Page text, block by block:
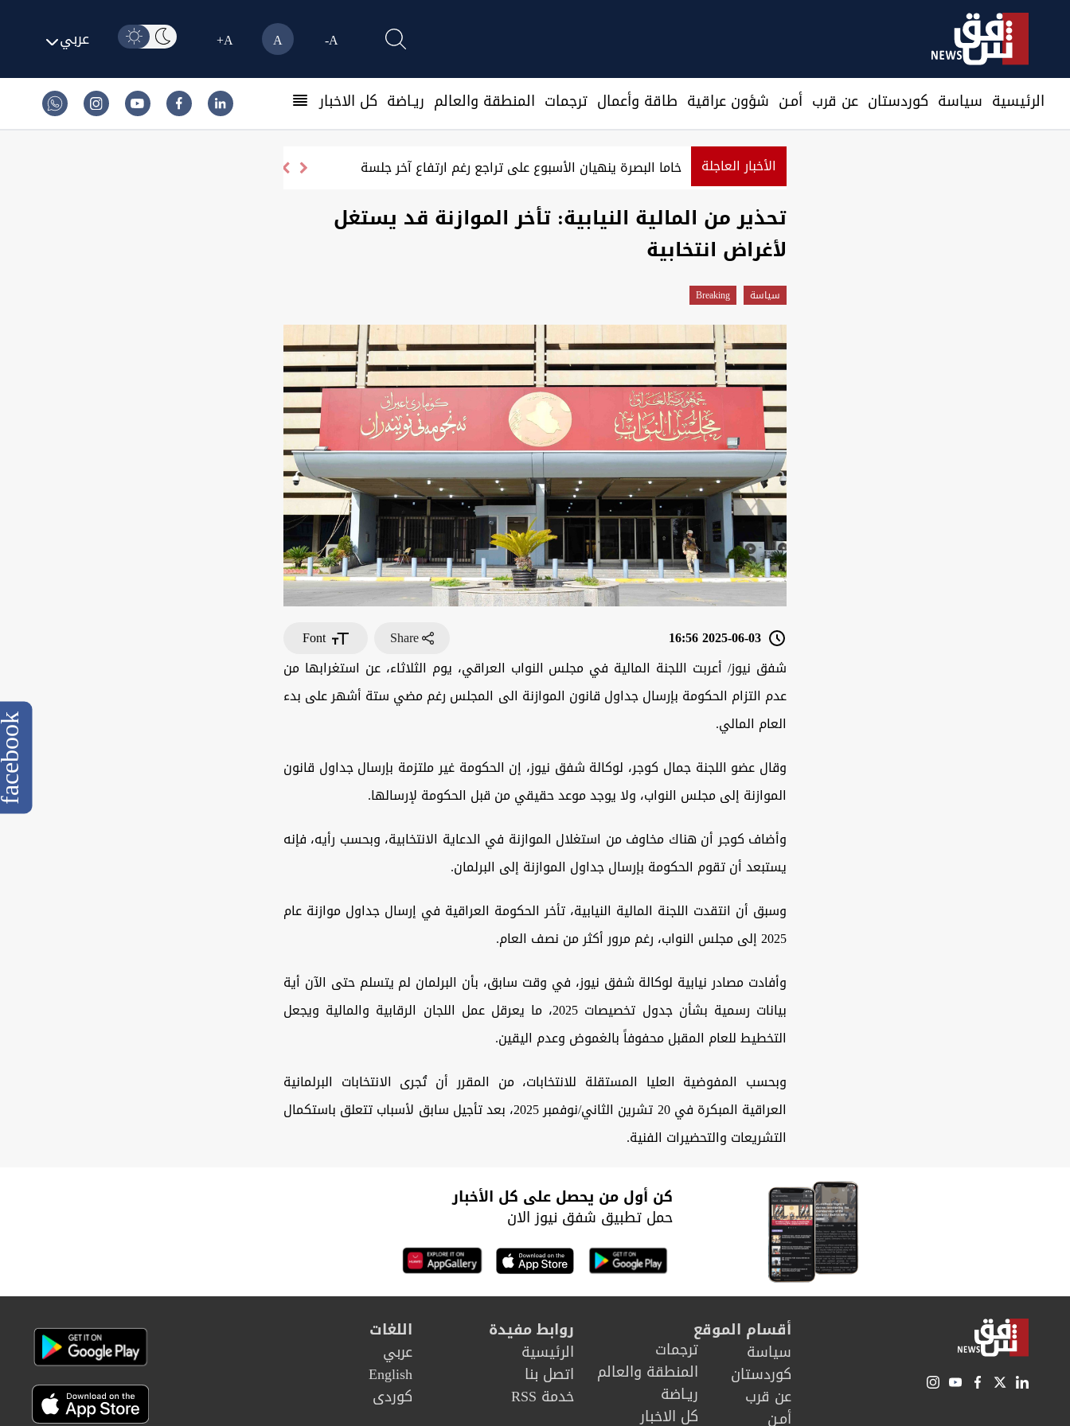
A-
A
A+ عربي
الرئيسية سیاسة كوردستان عن قرب أمـن شؤون عراقية طاقة وأعمال ترجمات المنطقة والعالم ريـاضة كل الاخبار
الأخبار العاجلة خاما البصرة ينهيان الأسبوع على تراجع رغم ارتفاع آخر جلسة
تحذير من المالية النيابية: تأخر الموازنة قد يستغل
لأغراض انتخابية
سیاسة Breaking
2025-06-03 16:56
Share
Font
شفق نيوز/ أعربت اللجنة المالية في مجلس النواب العراقي، يوم الثلاثاء، عن استغرابها من
عدم التزام الحكومة بإرسال جداول قانون الموازنة الى المجلس رغم مضي ستة أشهر على بدء
العام المالي.
وقال عضو اللجنة جمال كوجر، لوكالة شفق نيوز، إن الحكومة غير ملتزمة بإرسال جداول قانون
الموازنة إلى مجلس النواب، ولا يوجد موعد حقيقي من قبل الحكومة لإرسالها.
وأضاف كوجر أن هناك مخاوف من استغلال الموازنة في الدعاية الانتخابية، وبحسب رأيه، فإنه
يستبعد أن تقوم الحكومة بإرسال جداول الموازنة إلى البرلمان.
وسبق أن انتقدت اللجنة المالية النيابية، تأخر الحكومة العراقية في إرسال جداول موازنة عام
2025 إلى مجلس النواب، رغم مرور أكثر من نصف العام.
وأفادت مصادر نيابية لوكالة شفق نيوز، في وقت سابق، بأن البرلمان لم يتسلم حتى الآن أية
بيانات رسمية بشأن جدول تخصيصات 2025، ما يعرقل عمل اللجان الرقابية والمالية ويجعل
التخطيط للعام المقبل محفوفاً بالغموض وعدم اليقين.
وبحسب المفوضية العليا المستقلة للانتخابات، من المقرر أن تُجرى الانتخابات البرلمانية
العراقية المبكرة في 20 تشرين الثاني/نوفمبر 2025، بعد تأجيل سابق لأسباب تتعلق باستكمال
التشريعات والتحضيرات الفنية.
كن أول من يحصل على كل الأخبار
حمل تطبيق شفق نيوز الان
أقسام الموقع
سیاسة
كوردستان
عن قرب
أمـن
ترجمات
المنطقة والعالم
ريـاضة
كل الاخبار
روابط مفيدة
الرئيسية
اتصل بنا
خدمة RSS
اللغات
عربي
English
كوردى